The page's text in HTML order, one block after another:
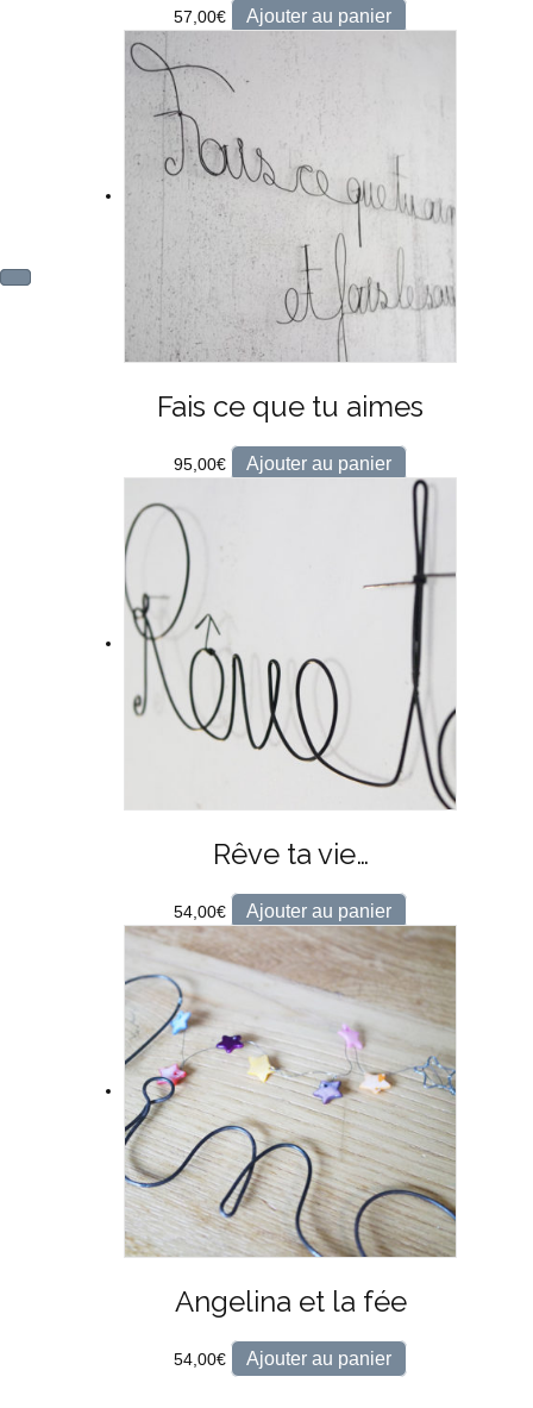
57,00€ Ajouter au panier
Fais ce que tu aimes
95,00€ Ajouter au panier
Rêve ta vie…
54,00€ Ajouter au panier
Angelina et la fée
54,00€ Ajouter au panier